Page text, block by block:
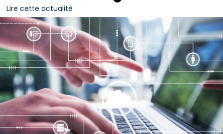
Lire cette actualité